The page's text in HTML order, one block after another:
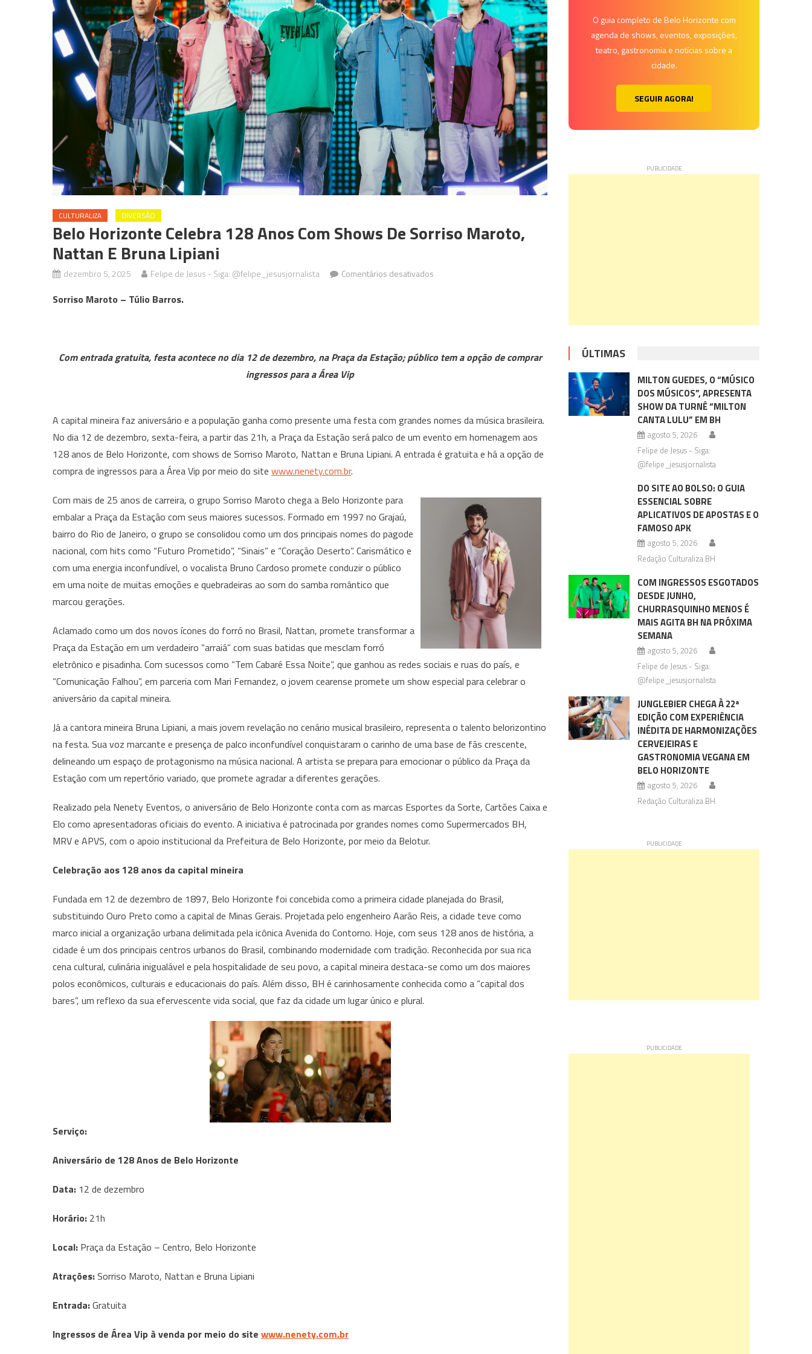
CULTURALIZA DIVERSÃO
Belo Horizonte Celebra 128 Anos Com Shows De Sorriso Maroto,
Nattan E Bruna Lipiani
dezembro 5, 2025 Felipe de Jesus - Siga: @felipe_jesusjornalista Comentários desativados
com
Maroto,
Nattan
e
Sorriso Maroto – Túlio Barros.
Com entrada gratuita, festa acontece no dia 12 de dezembro, na Praça da Estação; público tem a opção de comprar
ingressos para a Área Vip
A capital mineira faz aniversário e a população ganha como presente uma festa com grandes nomes da música brasileira.
No dia 12 de dezembro, sexta-feira, a partir das 21h, a Praça da Estação será palco de um evento em homenagem aos
128 anos de Belo Horizonte, com shows de Sorriso Maroto, Nattan e Bruna Lipiani. A entrada é gratuita e há a opção de
compra de ingressos para a Área Vip por meio do site www.nenety.com.br.
Com mais de 25 anos de carreira, o grupo Sorriso Maroto chega a Belo Horizonte para
embalar a Praça da Estação com seus maiores sucessos. Formado em 1997 no Grajaú,
bairro do Rio de Janeiro, o grupo se consolidou como um dos principais nomes do pagode
nacional, com hits como “Futuro Prometido”, “Sinais” e “Coração Deserto”. Carismático e
com uma energia inconfundível, o vocalista Bruno Cardoso promete conduzir o público
em uma noite de muitas emoções e quebradeiras ao som do samba romântico que
marcou gerações.
Aclamado como um dos novos ícones do forró no Brasil, Nattan, promete transformar a
Praça da Estação em um verdadeiro “arraiá” com suas batidas que mesclam forró
eletrônico e pisadinha. Com sucessos como “Tem Cabaré Essa Noite”, que ganhou as redes sociais e ruas do país, e
“Comunicação Falhou”, em parceria com Mari Fernandez, o jovem cearense promete um show especial para celebrar o
aniversário da capital mineira.
Já a cantora mineira Bruna Lipiani, a mais jovem revelação no cenário musical brasileiro, representa o talento belorizontino
na festa. Sua voz marcante e presença de palco inconfundível conquistaram o carinho de uma base de fãs crescente,
delineando um espaço de protagonismo na música nacional. A artista se prepara para emocionar o público da Praça da
Estação com um repertório variado, que promete agradar a diferentes gerações.
Realizado pela Nenety Eventos, o aniversário de Belo Horizonte conta com as marcas Esportes da Sorte, Cartões Caixa e
Elo como apresentadoras oficiais do evento. A iniciativa é patrocinada por grandes nomes como Supermercados BH,
MRV e APVS, com o apoio institucional da Prefeitura de Belo Horizonte, por meio da Belotur.
Celebração aos 128 anos da capital mineira
Fundada em 12 de dezembro de 1897, Belo Horizonte foi concebida como a primeira cidade planejada do Brasil,
substituindo Ouro Preto como a capital de Minas Gerais. Projetada pelo engenheiro Aarão Reis, a cidade teve como
marco inicial a organização urbana delimitada pela icônica Avenida do Contorno. Hoje, com seus 128 anos de história, a
cidade é um dos principais centros urbanos do Brasil, combinando modernidade com tradição. Reconhecida por sua rica
cena cultural, culinária inigualável e pela hospitalidade de seu povo, a capital mineira destaca-se como um dos maiores
polos econômicos, culturais e educacionais do país. Além disso, BH é carinhosamente conhecida como a “capital dos
bares”, um reflexo da sua efervescente vida social, que faz da cidade um lugar único e plural.
Serviço:
Aniversário de 128 Anos de Belo Horizonte
Data: 12 de dezembro
Horário: 21h
Local: Praça da Estação – Centro, Belo Horizonte
Atrações:Sorriso Maroto, Nattan e Bruna Lipiani
Entrada:Gratuita
Ingressos de Área Vip à venda por meio do site www.nenety.com.br
O guia completo de Belo Horizonte com
agenda de shows, eventos, exposições,
teatro, gastronomia e notícias sobre a
cidade.
SEGUIR AGORA!
ÚLTIMAS
MILTON GUEDES, O “MÚSICO
DOS MÚSICOS”, APRESENTA
SHOW DA TURNÊ “MILTON
CANTA LULU” EM BH
agosto 5, 2026
Felipe de Jesus - Siga:
@felipe_jesusjornalista
DO SITE AO BOLSO: O GUIA
ESSENCIAL SOBRE
APLICATIVOS DE APOSTAS E O
FAMOSO APK
agosto 5, 2026
Redação Culturaliza BH
COM INGRESSOS ESGOTADOS
DESDE JUNHO,
CHURRASQUINHO MENOS É
MAIS AGITA BH NA PRÓXIMA
SEMANA
agosto 5, 2026
Felipe de Jesus - Siga:
@felipe_jesusjornalista
JUNGLEBIER CHEGA À 22ª
EDIÇÃO COM EXPERIÊNCIA
INÉDITA DE HARMONIZAÇÕES
CERVEJEIRAS E
GASTRONOMIA VEGANA EM
BELO HORIZONTE
agosto 5, 2026
Redação Culturaliza BH